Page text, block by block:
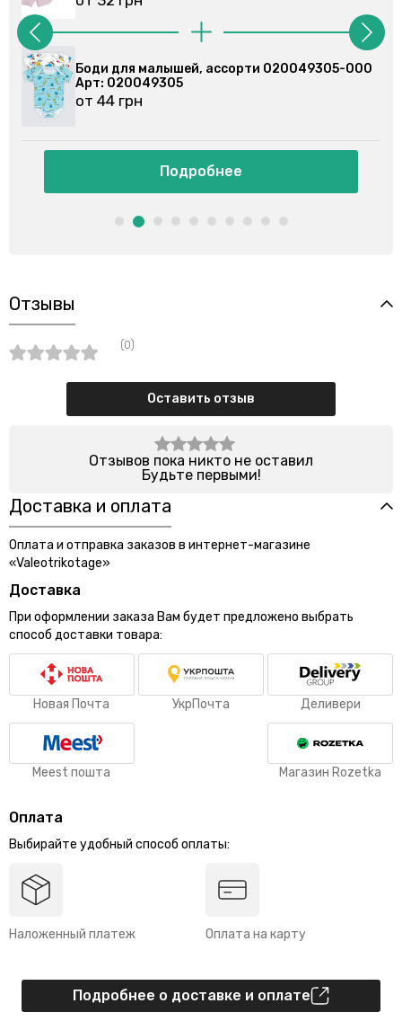
020049305-000
Боди для малышей, ассорти
Арт: 020079102
Отзывы
(0)
Оставить отзыв
Отзывов пока никто не оставил
Будьте первыми!
Доставка и оплата
Оплата и отправка заказов в интернет-магазине
«Valeotrikotage»
Доставка
При оформлении заказа Вам будет предложено выбрать
способ доставки товара:
Новая Почта УкрПочта Деливери
Meest пошта Магазин Rozetka
Оплата
Выбирайте удобный способ оплаты:
Наложенный платеж Оплата на карту
Подробнее о доставке и оплате